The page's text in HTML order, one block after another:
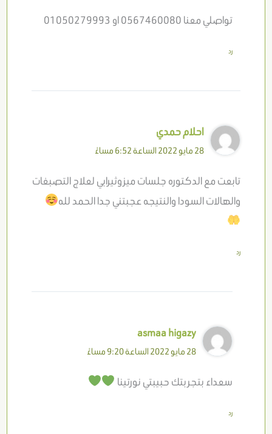
تواصلي معنا 0567460080 او 01050279993
رد
احلام حمدي
28 مايو 2022 الساعة 6:52 مساءً
تابعت مع الدكتوره جلسات ميزوثيرابي لعلاج التصبغات
والهالات السودا والنتيجه عجبتني جدا الحمد لله
رد
asmaa higazy
28 مايو 2022 الساعة 9:20 مساءً
سعداء بتجربتك حبيبتي نورتينا
رد